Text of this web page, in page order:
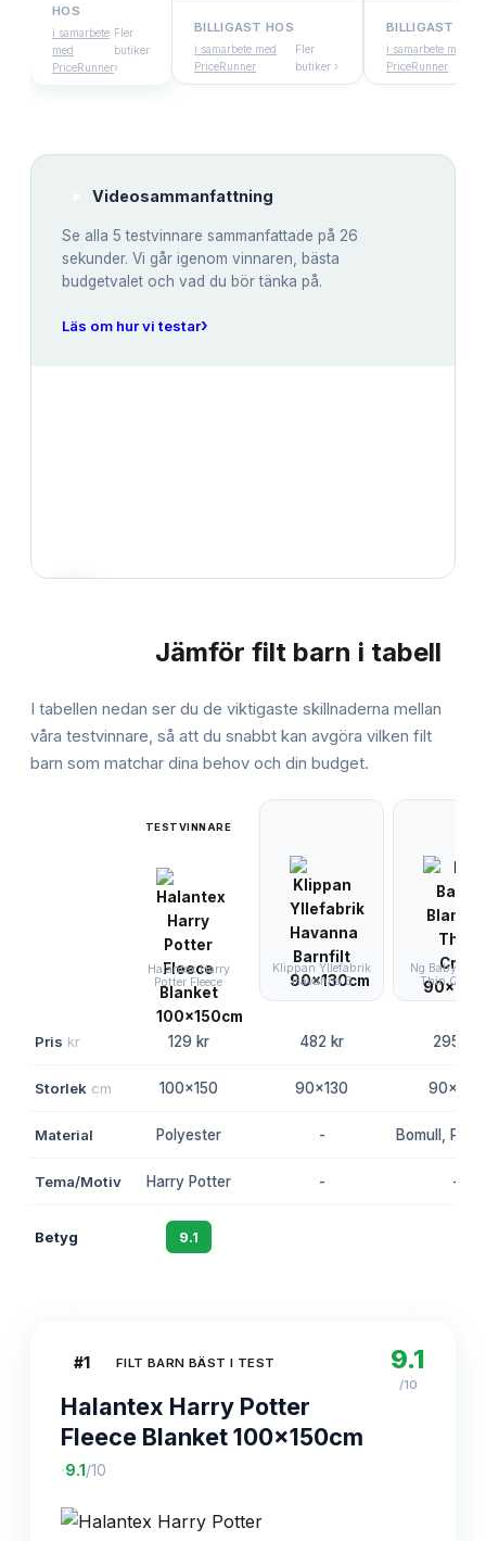
HOS
i samarbete
med
PriceRunner
Fler
butiker
›
BILLIGAST HOS
i samarbete med
PriceRunner
Fler
butiker ›
BILLIGAST HOS
i samarbete med
PriceRunner
Videosammanfattning
Se alla 5 testvinnare sammanfattade på 26
sekunder. Vi går igenom vinnaren, bästa
budgetvalet och vad du bör tänka på.
Läs om hur vi testar›
Jämför filt barn i tabell
I tabellen nedan ser du de viktigaste skillnaderna mellan
våra testvinnare, så att du snabbt kan avgöra vilken filt
barn som matchar dina behov och din budget.
TESTVINNARE
Halantex Harry
Potter Fleece
Klippan Yllefabrik
Havanna B
Ng Baby
Thin Crib
Pris kr 129 kr 482 kr 295 kr
Storlek cm 100x150 90x130 90x120
Material Polyester - Bomull,
Tema/Motiv Harry Potter - -
Betyg 9.1
#1 FILT BARN BÄST I TEST
Halantex Harry Potter
Fleece Blanket 100x150cm
·9.1 /10
9.1
/10